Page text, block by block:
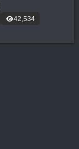
42,534